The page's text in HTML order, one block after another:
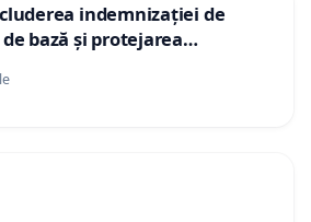
indemnizației de
bază și protejarea
pentru asistenții